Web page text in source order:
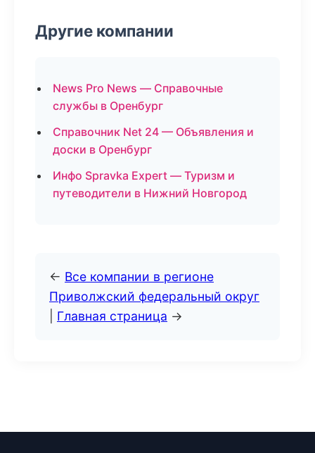
Другие компании
News Pro News — Справочные
службы в Оренбург
Справочник Net 24 — Объявления и
доски в Оренбург
Инфо Spravka Expert — Туризм и
путеводители в Нижний Новгород
← Все компании в регионе
Приволжский федеральный округ
Главная страница →